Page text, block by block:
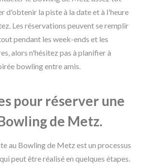
d'obtenir la piste à la date et à l'heure
Les réservations peuvent se remplir
pendant les week-ends et les
alors n'hésitez pas à planifier à
bowling entre amis.
pour réserver une
de Metz.
au Bowling de Metz est un processus
peut être réalisé en quelques étapes.